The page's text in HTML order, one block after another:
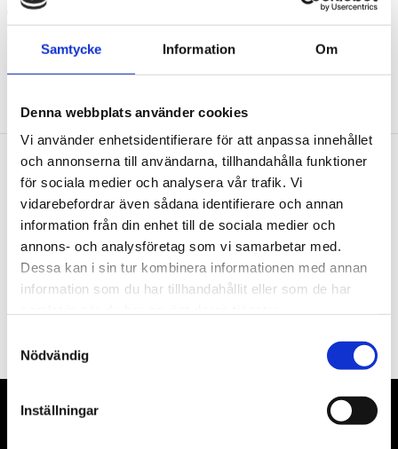
Samtycke Information Om
Denna webbplats använder cookies
Vi använder enhetsidentifierare för att anpassa innehållet
och annonserna till användarna, tillhandahålla funktioner
för sociala medier och analysera vår trafik. Vi
vidarebefordrar även sådana identifierare och annan
information från din enhet till de sociala medier och
annons- och analysföretag som vi samarbetar med.
Dessa kan i sin tur kombinera informationen med annan
information som du har tillhandahållit eller som de har
Nödvändig
Inställningar
Krom vanadium
Nyhetsbrev
PRENUMERERA
VÅRA LEVERANTÖRER